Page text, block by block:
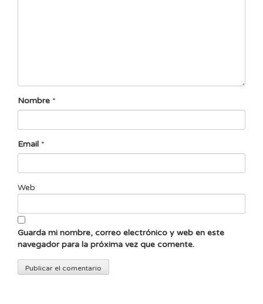
Nombre *
Email *
Web
Guarda mi nombre, correo electrónico y web en este
navegador para la próxima vez que comente.